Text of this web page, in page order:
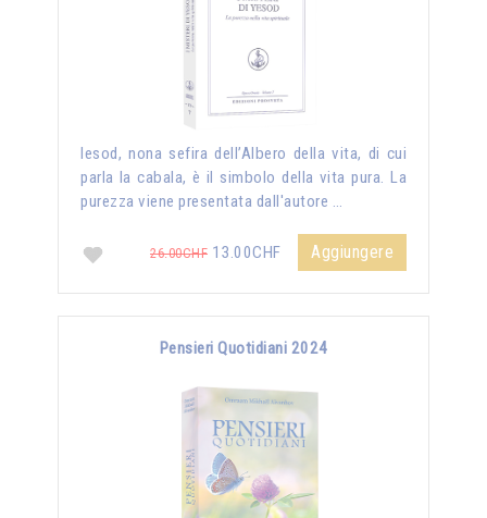
Iesod, nona sefira dell’Albero della vita, di cui
parla la cabala, è il simbolo della vita pura. La
purezza viene presentata dall'autore …
26.00CHF 13.00CHF Aggiungere
Pensieri Quotidiani 2024